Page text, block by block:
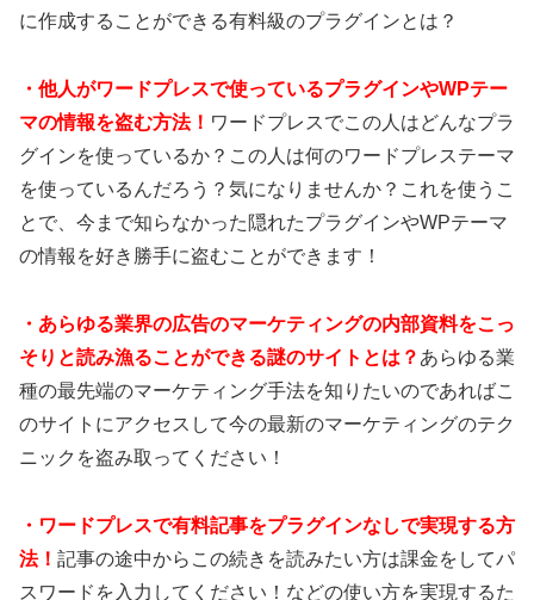
に作成することができる有料級のプラグインとは？
・ 他人がワードプレスで使っているプラグインやWPテー
マの情報を盗む方法！ ワードプレスでこの人はどんなプラ
グインを使っているか？この人は何のワードプレステーマ
を使っているんだろう？気になりませんか？これを使うこ
とで、今まで知らなかった隠れたプラグインやWPテーマ
の情報を好き勝手に盗むことができます！
・あらゆる業界の広告のマーケティングの内部資料をこっ
そりと読み漁ることができる謎のサイトとは？ あらゆる業
種の最先端のマーケティング手法を知りたいのであればこ
のサイトにアクセスして今の最新のマーケティングのテク
ニックを盗み取ってください！
・ワードプレスで有料記事をプラグインなしで実現する方
法！ 記事の途中からこの続きを読みたい方は課金をしてパ
スワードを入力してください！などの使い方を実現するた